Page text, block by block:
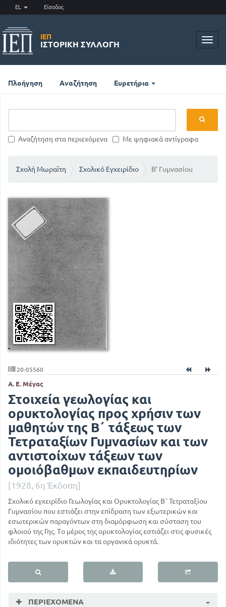
EL Είσοδος
ΙΕΠ
ΙΣΤΟΡΙΚΉ ΣΥΛΛΟΓΉ
Πλοήγηση Αναζήτηση Ευρετήρια
Αναζήτηση στα περιεχόμενα Με ψηφιακά αντίγραφα
Σχολή Μωραϊτη Σχολικό Εγχειρίδιο Β' Γυμνασίου
20-05560
Α. Ε. Μέγας
Στοιχεία γεωλογίας και
ορυκτολογίας προς χρήσιν των
μαθητών της Β΄ τάξεως των
Τετραταξίων Γυμνασίων και των
αντιστοίχων τάξεων των
ομοιόβαθμων εκπαιδευτηρίων
[1928, 6η Έκδοση]
Σχολικό εγχειρίδιο Γεωλογίας και Ορυκτολογίας Β΄ Τετραταξίου
Γυμνασίου που εστιάζει στην επίδραση των εξωτερικών και
εσωτερικών παραγόντων στη διαμόρφωση και σύσταση του
φλοιού της Γης. Το μέρος της ορυκτολογίας εστιάζει στις φυσικές
ιδιότητες των ορυκτών και τα οργανικά ορυκτά.
ΠΕΡΙΕΧΌΜΕΝΑ